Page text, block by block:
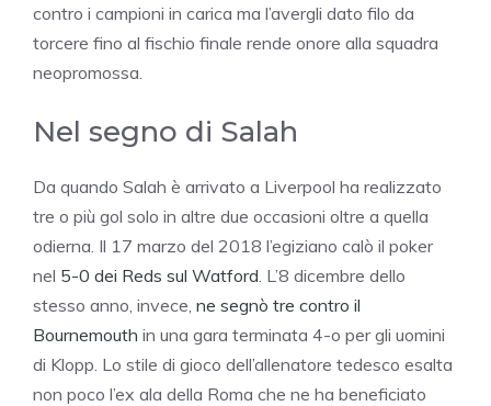
contro i campioni in carica ma l’avergli dato filo da
torcere fino al fischio finale rende onore alla squadra
neopromossa.
Nel segno di Salah
Da quando Salah è arrivato a Liverpool ha realizzato
tre o più gol solo in altre due occasioni oltre a quella
odierna. Il 17 marzo del 2018 l’egiziano calò il poker
nel 5-0 dei Reds sul Watford . L’8 dicembre dello
stesso anno, invece, ne segnò tre contro il
Bournemouth in una gara terminata 4-o per gli uomini
di Klopp. Lo stile di gioco dell’allenatore tedesco esalta
non poco l’ex ala della Roma che ne ha beneficiato